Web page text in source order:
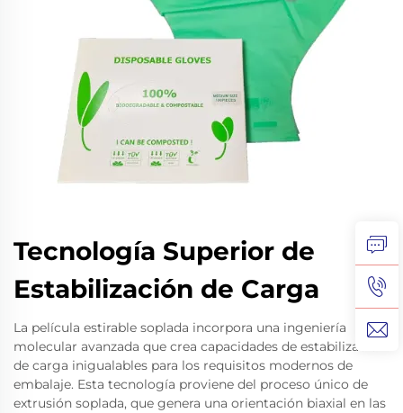
Tecnología Superior de
Estabilización de Carga
La película estirable soplada incorpora una ingeniería
molecular avanzada que crea capacidades de estabilización
de carga inigualables para los requisitos modernos de
embalaje. Esta tecnología proviene del proceso único de
extrusión soplada, que genera una orientación biaxial en las